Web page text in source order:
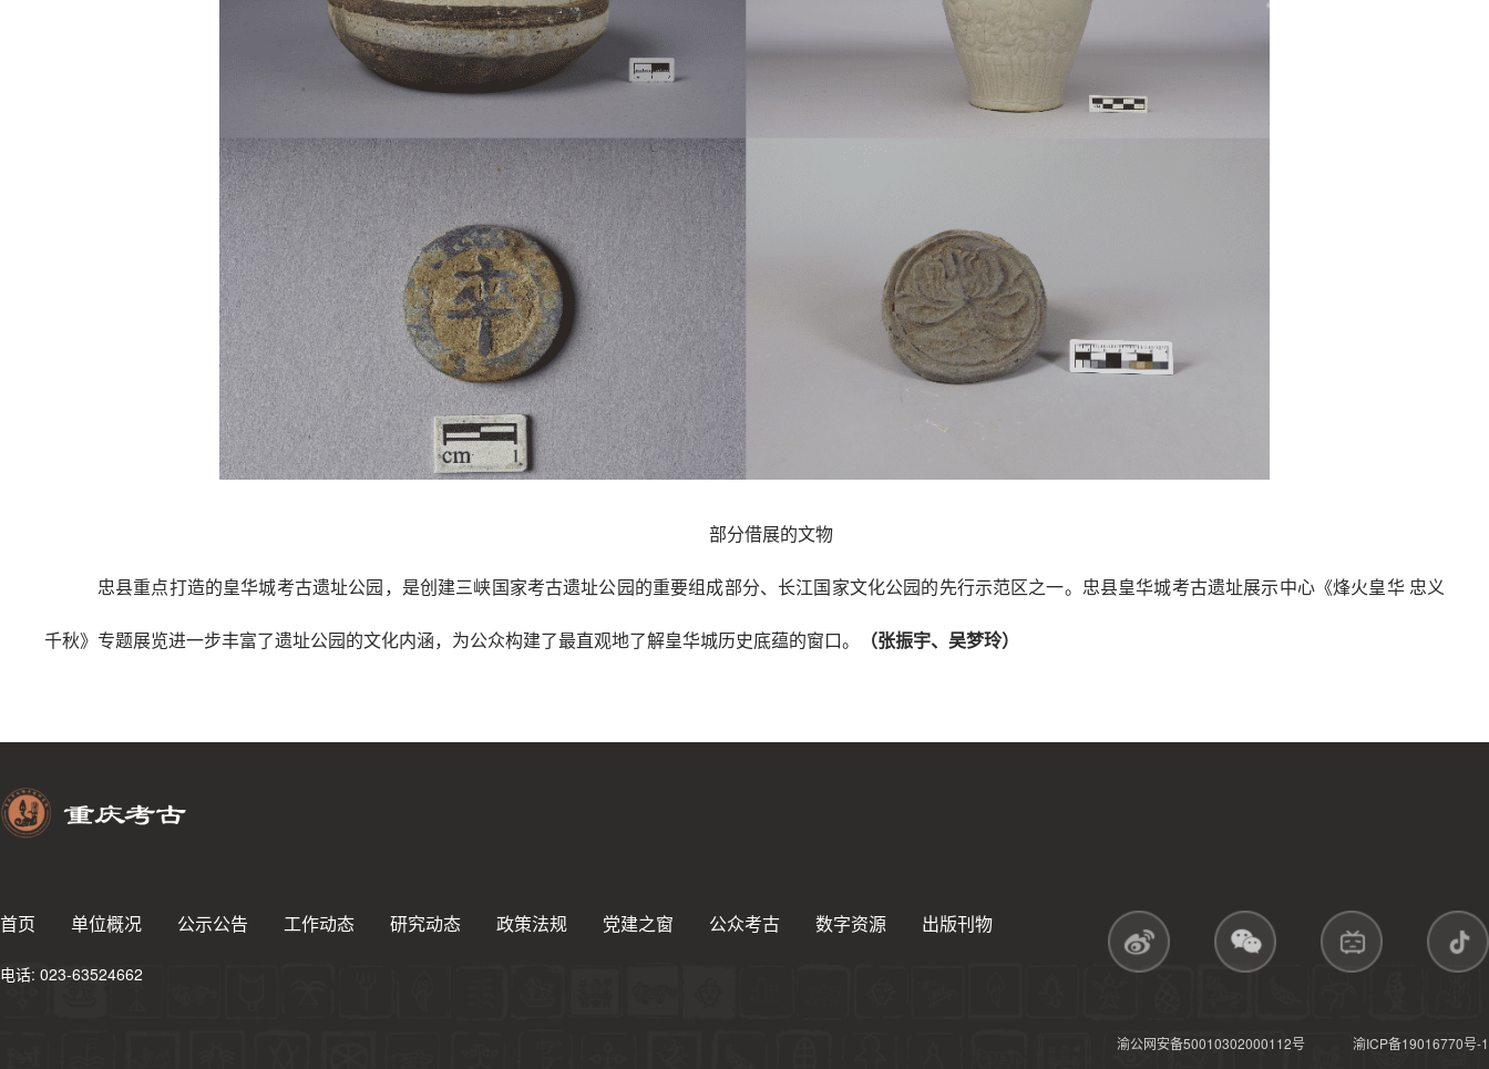
部分借展的文物
忠县重点打造的皇华城考古遗址公园，是创建三峡国家考古遗址公园的重要组成部分、长江国家文化公园的先行示范区之一。忠县皇华城考古遗址展示中心《烽火皇华 忠义
千秋》专题展览进一步丰富了遗址公园的文化内涵，为公众构建了最直观地了解皇华城历史底蕴的窗口。 （张振宇、吴梦玲）
首页 单位概况 公示公告 工作动态 研究动态 政策法规 党建之窗 公众考古 数字资源 出版刊物
电话: 023-63524662
渝公网安备50010302000112号 渝ICP备19016770号-1